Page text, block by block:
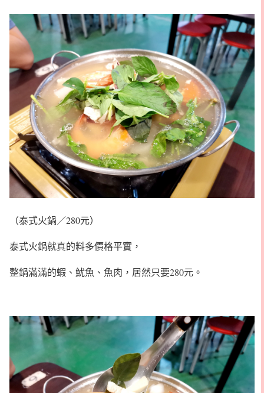
（泰式火鍋／280元）
泰式火鍋就真的料多價格平實，
整鍋滿滿的蝦、魷魚、魚肉，居然只要280元。